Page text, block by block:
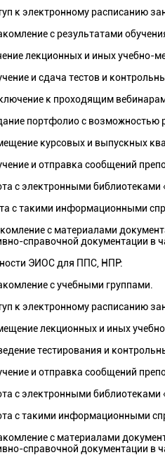
к электронному расписанию
с результатами
лекционных и иных учебно-
и сдача тестов и
к проходящим вебинарам
портфолио с возможностью
курсовых и выпускных
и отправка сообщений
с электронными библиотеками
с такими информационными
с материалами
справочной документации в
ЭИОС для ППС, НПР:
с учебными группами.
к электронному расписанию
лекционных и иных
тестирования и
и отправка сообщений
с электронными библиотеками
с такими информационными
с материалами
справочной документации в